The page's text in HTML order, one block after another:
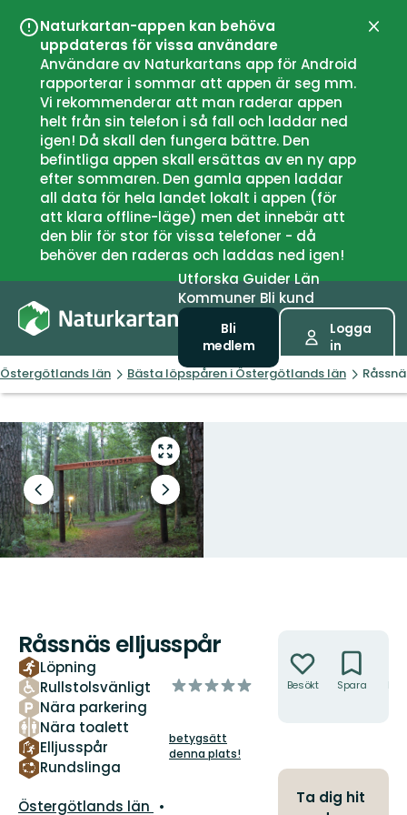
Naturkartan-appen kan behöva
uppdateras för vissa användare
Användare av Naturkartans app för Android
rapporterar i sommar att appen är seg mm.
Vi rekommenderar att man raderar appen
helt från sin telefon i så fall och laddar ned
igen! Då skall den fungera bättre. Den
befintliga appen skall ersättas av en ny app
efter sommaren. Den gamla appen laddar
all data för hela landet lokalt i appen (för
att klara offline-läge) men det innebär att
den blir för stor för vissa telefoner - då
behöver den raderas och laddas ned igen!
UtforskaGuiderLän
Kommuner Bli kund
Bli
medlem
Logga
in
Östergötlands län Bästa löpspåren i Östergötlands län
Gå
till
helskärmsläge
Föregående
bild
Nästa
bildspel
Råssnäs elljusspår
Löpning
Rullstolsvänligt
Nära parkering
Nära toalett
Elljusspår
Rundslinga
av
betygsätt
denna plats!
Län:
Östergötlands län
Besökt Spara
Ta dig hit